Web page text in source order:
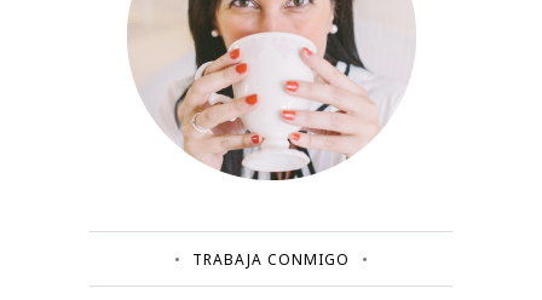
TRABAJA CONMIGO